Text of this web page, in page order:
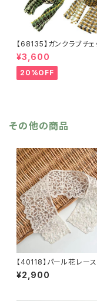
【68135】ガンクラブチェ
ール【送料無料】マフラ
寒 チェック柄 千鳥柄
格子 マスタード キャ
カーキ リサイクルポリ
¥3,600
20%OFF
その他の商品
【40118】パール花レー
【送料無料】トレンド
フラワーレース パール
¥2,900